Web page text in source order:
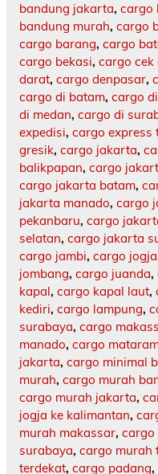
bandung jakarta, cargo
bandung murah, cargo
cargo barang, cargo
cargo bekasi, cargo cek
darat, cargo denpasar,
cargo di batam, cargo
di medan, cargo di
expedisi, cargo express
gresik, cargo jakarta,
balikpapan, cargo
cargo jakarta batam,
jakarta manado, cargo
pekanbaru, cargo
selatan, cargo jakarta
cargo jambi, cargo jogja
jombang, cargo juanda,
kapal, cargo kapal laut,
kediri, cargo lampung,
surabaya, cargo
manado, cargo
jakarta, cargo minimal
murah, cargo murah
cargo murah jakarta,
jogja ke kalimantan,
murah makassar, cargo
surabaya, cargo murah
terdekat, cargo padang,